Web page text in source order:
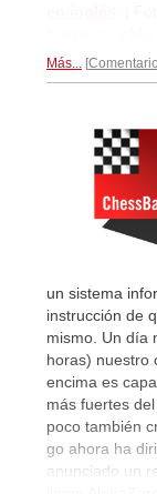
Más...
un sistema
instrucción de
mismo. Un día
horas) nuestro
encima es
más fuertes
poco también
go ahora ha
anunciado un